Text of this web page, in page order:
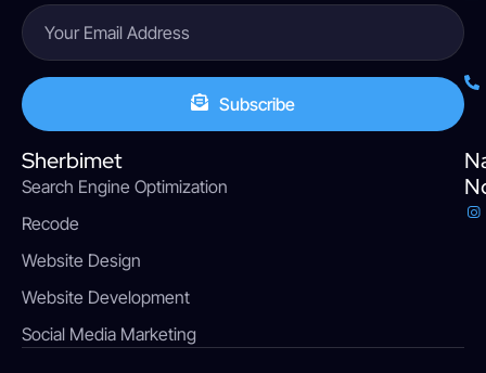
Subscribe
Sherbimet
Search Engine Optimization
Recode
Website Design
Website Development
Social Media Marketing